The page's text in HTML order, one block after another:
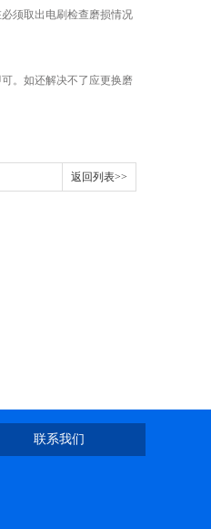
须取出电刷检查磨损情况
。如还解决不了应更换磨
返回列表>>
联系我们